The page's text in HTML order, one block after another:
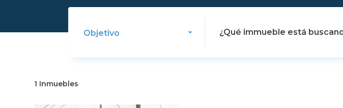
Objetivo
1 Inmuebles